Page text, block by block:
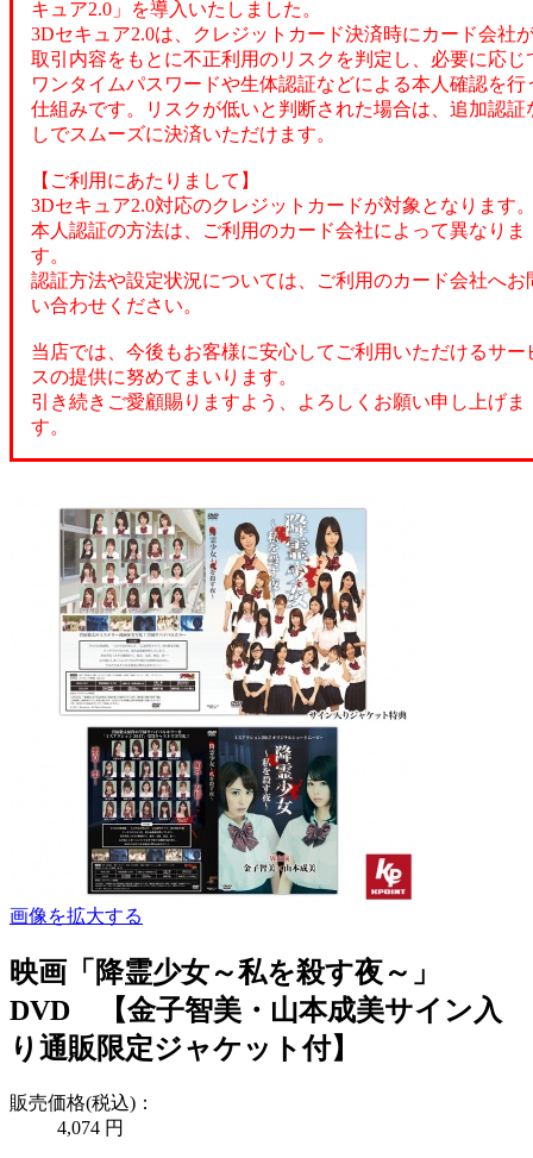
キュア2.0」を導入いたしました。
3Dセキュア2.0は、クレジットカード決済時にカード会社
取引内容をもとに不正利用のリスクを判定し、必要に応じ
ワンタイムパスワードや生体認証などによる本人確認を行
仕組みです。リスクが低いと判断された場合は、追加認証
しでスムーズに決済いただけます。
【ご利用にあたりまして】
3Dセキュア2.0対応のクレジットカードが対象となります
本人認証の方法は、ご利用のカード会社によって異なりま
す。
認証方法や設定状況については、ご利用のカード会社へお
い合わせください。
当店では、今後もお客様に安心してご利用いただけるサー
スの提供に努めてまいります。
引き続きご愛顧賜りますよう、よろしくお願い申し上げま
す。
画像を拡大する
映画「降霊少女～私を殺す夜～」
DVD 【金子智美・山本成美サイン入
り通販限定ジャケット付】
販売価格(税込)：
4,074 円